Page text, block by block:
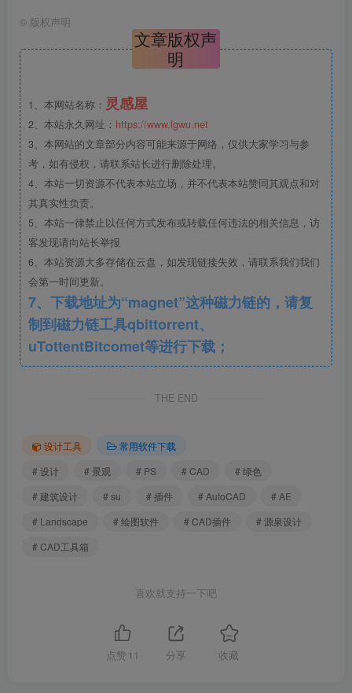
寸标注、图层管理、编辑与绘图”等等；
内置了将图元导入Google Earth(谷歌地球)的转换程序。
安装教程：如何安装源泉设计CAD插件(适用CAD2023)-
灵感屋 (lgwu.net)
此处内容已隐藏，请评论后刷新页面查看.
© 版权声明
文章版权声
明
1、本网站名称： 灵感屋
2、本站永久网址： https://www.lgwu.net
3、本网站的文章部分内容可能来源于网络，仅供大家学习与参
考，如有侵权，请联系站长进行删除处理。
4、本站一切资源不代表本站立场，并不代表本站赞同其观点和对
其真实性负责。
5、本站一律禁止以任何方式发布或转载任何违法的相关信息，访
客发现请向站长举报
6、本站资源大多存储在云盘，如发现链接失效，请联系我们我们
会第一时间更新。
7、下载地址为“magnet”这种磁力链的，请复
制到磁力链工具qbittorrent、
uTottentBitcomet等进行下载；
THE END
设计工具
常用软件下载
# 设计
# 景观 # PS # CAD
# 绿色
# 建筑设计
# su # 插件 # AutoCAD
# AE
# Landscape
# 绘图软件 # CAD插件
# 源泉设计
# CAD工具箱
喜欢就支持一下吧
点赞 11 分享 收藏